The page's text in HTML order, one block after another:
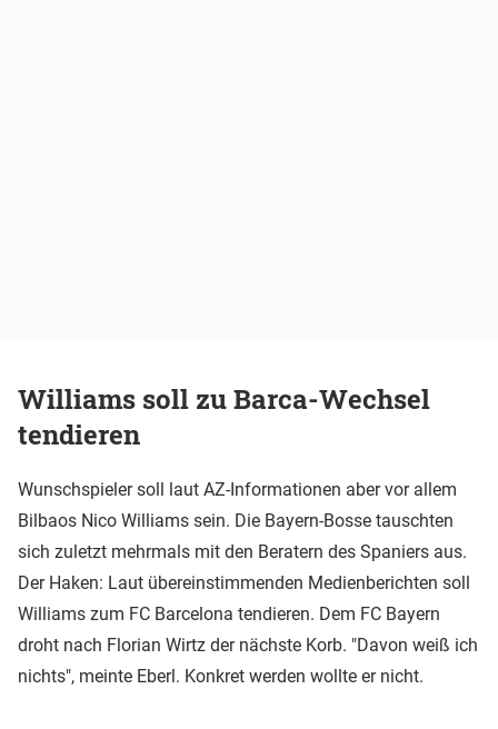
Williams soll zu Barca-Wechsel
tendieren
Wunschspieler soll laut AZ-Informationen aber vor allem
Bilbaos Nico Williams sein. Die Bayern-Bosse tauschten
sich zuletzt mehrmals mit den Beratern des Spaniers aus.
Der Haken: Laut übereinstimmenden Medienberichten soll
Williams zum FC Barcelona tendieren. Dem FC Bayern
droht nach Florian Wirtz der nächste Korb. "Davon weiß ich
nichts", meinte Eberl. Konkret werden wollte er nicht.